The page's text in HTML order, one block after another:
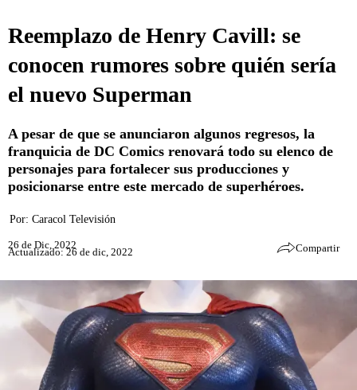
Reemplazo de Henry Cavill: se
conocen rumores sobre quién sería
el nuevo Superman
A pesar de que se anunciaron algunos regresos, la
franquicia de DC Comics renovará todo su elenco de
personajes para fortalecer sus producciones y
posicionarse entre este mercado de superhéroes.
Por: Caracol Televisión
26 de Dic, 2022
Actualizado: 26 de dic, 2022 Compartir